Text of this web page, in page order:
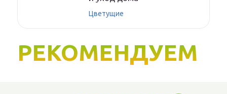
Цветущие
РЕКОМЕНДУЕМ